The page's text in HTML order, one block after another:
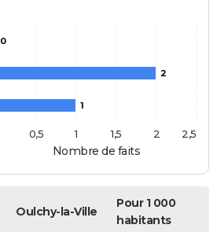
Nombre de faits
0
2
1
0,5 1 1,5 2 2,5
Oulchy-la-Ville
Pour 1 000
habitants